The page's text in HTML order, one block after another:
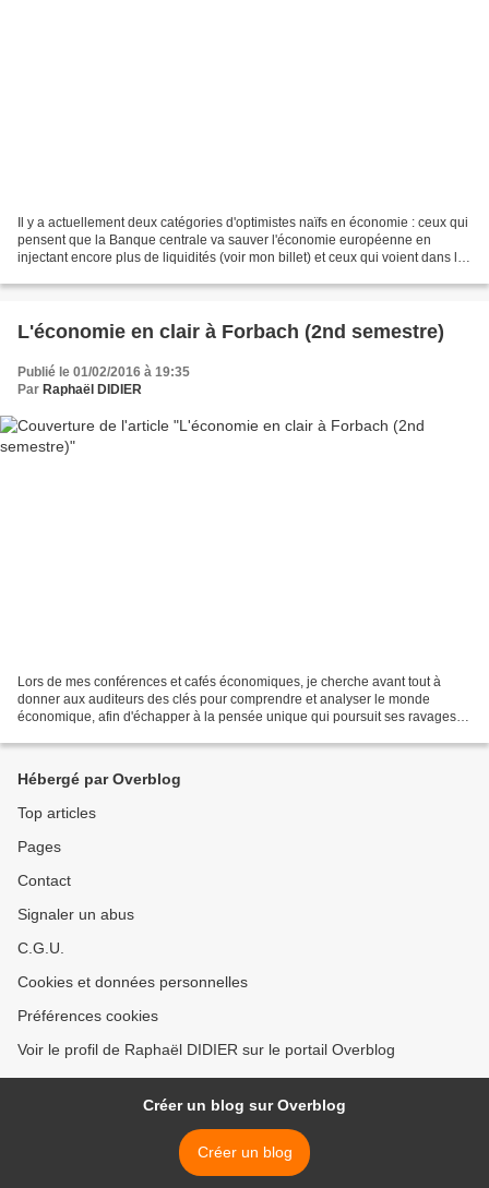
Il y a actuellement deux catégories d'optimistes naïfs en économie : ceux qui
pensent que la Banque centrale va sauver l'économie européenne en
injectant encore plus de liquidités (voir mon billet) et ceux qui voient dans les
L'économie en clair à Forbach (2nd semestre)
Publié le 01/02/2016 à 19:35
Par Raphaël DIDIER
Lors de mes conférences et cafés économiques, je cherche avant tout à
donner aux auditeurs des clés pour comprendre et analyser le monde
économique, afin d'échapper à la pensée unique qui poursuit ses ravages
Hébergé par Overblog
Top articles
Pages
Contact
Signaler un abus
C.G.U.
Cookies et données personnelles
Préférences cookies
Voir le profil de Raphaël DIDIER sur le portail Overblog
Créer un blog sur Overblog
Créer un blog